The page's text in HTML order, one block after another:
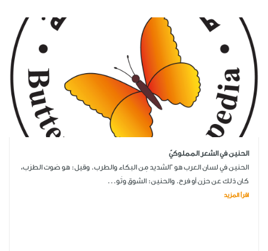
الحنين في الشعر المملوكيّ
الحنين في لسان العرب هو "الشديد مِن البكاء والطرب. وقيل: هو صَوت الطرَب،
كان ذلك عن حزن أو فرح. والحنين: الشوق وتَو...
اقرأ المزيد